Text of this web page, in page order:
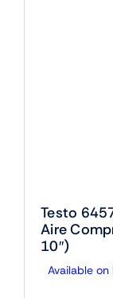
Testo
Aire
10″)
Available